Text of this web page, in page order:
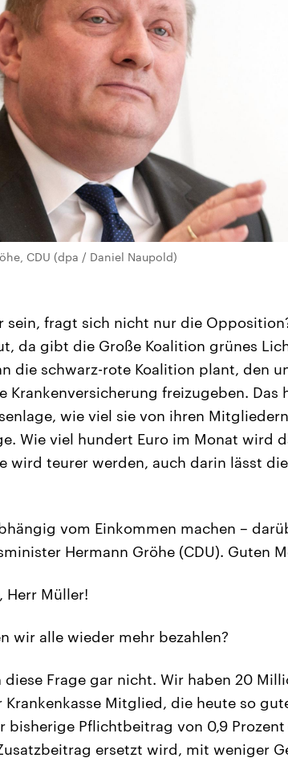
CDU (dpa / Daniel Naupold)
sein, fragt sich nicht nur die
da gibt die Große Koalition grünes
die schwarz-rote Koalition plant, den
Krankenversicherung freizugeben. Das
wie viel sie von ihren
Wie viel hundert Euro im Monat wird
wird teurer werden, auch darin lässt
vom Einkommen machen –
Hermann Gröhe (CDU). Guten
Herr Müller!
wir alle wieder mehr bezahlen?
Frage gar nicht. Wir haben 20
Mitglied, die heute so
bisherige Pflichtbeitrag von 0,9
ersetzt wird, mit weniger